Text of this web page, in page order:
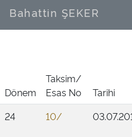
Bahattin ŞEKER
Dönem
Taksim/
Esas No
Tarihi
24
10/